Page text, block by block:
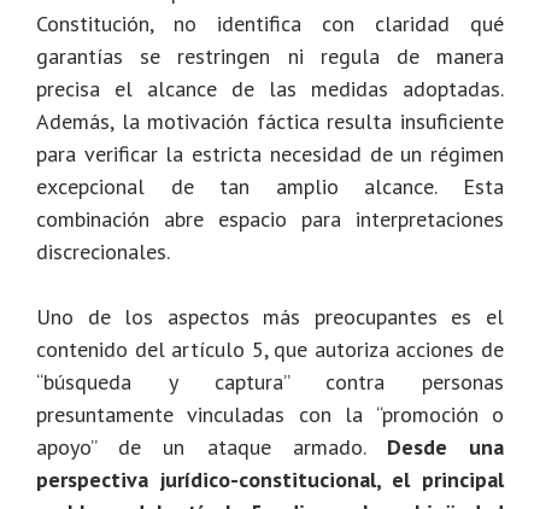
Constitución, no identifica con claridad qué
garantías se restringen ni regula de manera
precisa el alcance de las medidas adoptadas.
Además, la motivación fáctica resulta insuficiente
para verificar la estricta necesidad de un régimen
excepcional de tan amplio alcance. Esta
combinación abre espacio para interpretaciones
discrecionales.
Uno de los aspectos más preocupantes es el
contenido del artículo 5, que autoriza acciones de
“búsqueda y captura” contra personas
presuntamente vinculadas con la “promoción o
apoyo” de un ataque armado. Desde una
perspectiva jurídico-constitucional, el principal